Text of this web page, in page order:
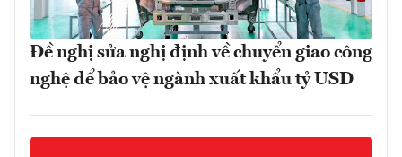
Đề nghị sửa nghị định về chuyển giao công
nghệ để bảo vệ ngành xuất khẩu tỷ USD